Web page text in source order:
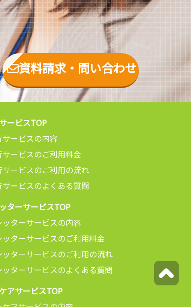
資料請求・問い合わせ
ービスTOP
ービスの内容
ービスのご利用料金
ービスのご利用の流れ
ービスのよくある質問
ターサービスTOP
ッターサービスの内容
ッターサービスのご利用料金
ッターサービスのご利用の流れ
ッターサービスのよくある質問
アサービスTOP